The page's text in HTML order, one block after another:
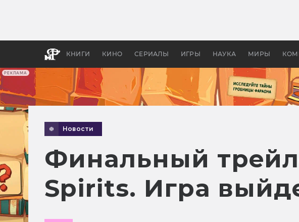
РЕКЛАМА
КНИГИ КИНО СЕРИАЛЫ ИГРЫ НАУКА МИРЫ
бы «Властелина колец»
Новости
Финальный
Spirits. Игра